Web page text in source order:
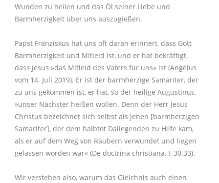
Wunden zu heilen und das Öl seiner Liebe und
Barmherzigkeit über uns auszugießen.
Papst Franziskus hat uns oft daran erinnert, dass Gott
Barmherzigkeit und Mitleid ist, und er hat bekräftigt,
dass Jesus »das Mitleid des Vaters für uns« ist (Angelus
vom 14. Juli 2019). Er ist der barmherzige Samariter, der
zu uns gekommen ist, er hat, so der heilige Augustinus,
»unser Nächster heißen wollen. Denn der Herr Jesus
Christus bezeichnet sich selbst als jenen [barmherzigen
Samariter], der dem halbtot Daliegenden zu Hilfe kam,
als er auf dem Weg von Räubern verwundet und liegen
gelassen worden war« (De doctrina christiana, I, 30.33).
Wir verstehen also, warum das Gleichnis auch einen